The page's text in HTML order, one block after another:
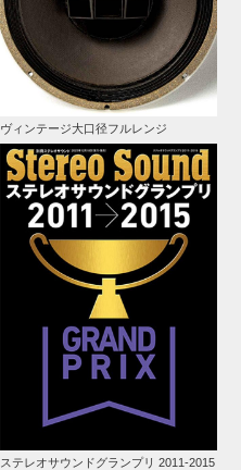
ヴィンテージ大口径フルレンジ
ステレオサウンドグランプリ 2011-2015